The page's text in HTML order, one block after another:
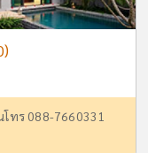
ทร 088-7660331